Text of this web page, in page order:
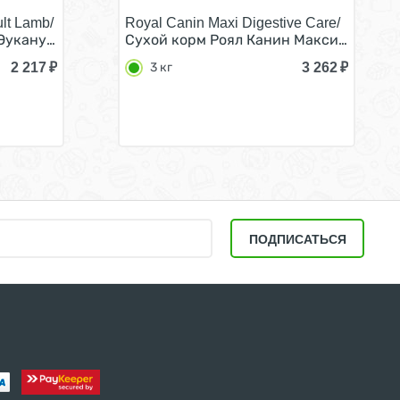
(цена за упаковку) 100г x 24шт
Lamb/
для взрослых собак с Ягненком в соусе (цена
2 217₽
Royal Canin Maxi Digestive Care/
Сухой корм Роял Канин Макси
3 кг 3 262₽
ПОДПИСАТЬСЯ